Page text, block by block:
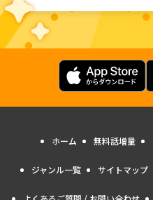
ホーム 無料話増量
ジャンル一覧 サイトマップ